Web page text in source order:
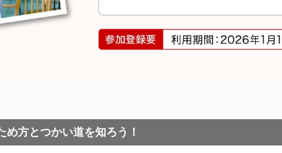
め方とつかい道を知ろう！